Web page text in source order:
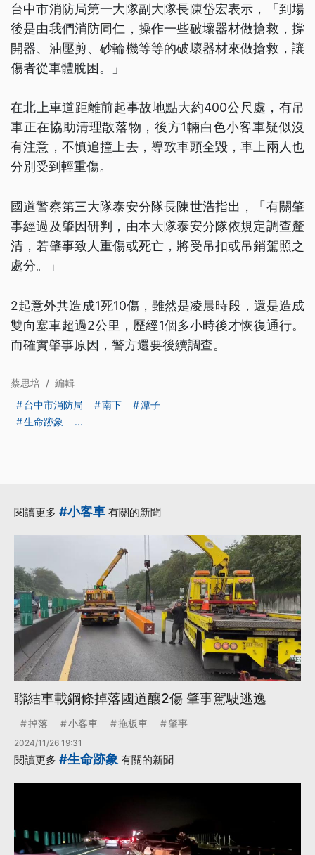
台中市消防局第一大隊副大隊長陳岱宏表示，「到場
後是由我們消防同仁，操作一些破壞器材做搶救，撐
開器、油壓剪、砂輪機等等的破壞器材來做搶救，讓
傷者從車體脫困。」
在北上車道距離前起事故地點大約400公尺處，有吊
車正在協助清理散落物，後方1輛白色小客車疑似沒
有注意，不慎追撞上去，導致車頭全毀，車上兩人也
分別受到輕重傷。
國道警察第三大隊泰安分隊長陳世浩指出，「有關肇
事經過及肇因研判，由本大隊泰安分隊依規定調查釐
清，若肇事致人重傷或死亡，將受吊扣或吊銷駕照之
處分。」
2起意外共造成1死10傷，雖然是凌晨時段，還是造成
雙向塞車超過2公里，歷經1個多小時後才恢復通行。
而確實肇事原因，警方還要後續調查。
蔡思培 / 編輯
台中市消防局
南下
潭子
生命跡象
...
閱讀更多 #小客車 有關的新聞
聯結車載鋼條掉落國道釀2傷 肇事駕駛逃逸
掉落 小客車 拖板車 肇事
2024/11/26 19:31
閱讀更多 #生命跡象 有關的新聞